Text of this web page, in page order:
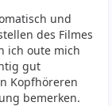
und
des Filmes
ich oute mich
gut
Kopfhöreren
bemerken.